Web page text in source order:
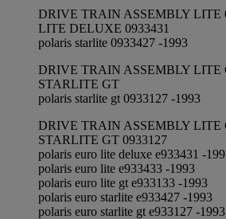
DRIVE TRAIN ASSEMBLY LITE
LITE DELUXE 0933431
polaris starlite 0933427 -1993
DRIVE TRAIN ASSEMBLY LITE
STARLITE GT
polaris starlite gt 0933127 -1993
DRIVE TRAIN ASSEMBLY LITE
STARLITE GT 0933127
polaris euro lite deluxe e933431 -
polaris euro lite e933433 -1993
polaris euro lite gt e933133 -1993
polaris euro starlite e933427 -1993
polaris euro starlite gt e933127 -1993